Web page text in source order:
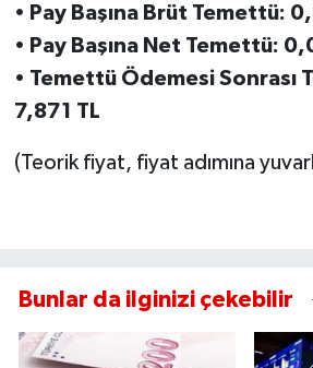
• Pay Başına Brüt Temettü:
• Pay Başına Net Temettü:
• Temettü Ödemesi Sonrası
7,871 TL
(Teorik fiyat, fiyat adımına
Bunlar da ilginizi çekebilir